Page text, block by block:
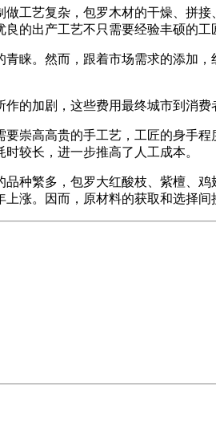
艺复杂，包罗木材的干燥、拼
的出产工艺不只需要经验丰硕的
。然而，跟着市场需求的添加
加剧，这些费用最终城市到消费
高高贵的手工艺，工匠的身手
较长，进一步推高了人工成本。
繁多，包罗大红酸枝、紫檀、
涨。因而，原材料的获取和选择间